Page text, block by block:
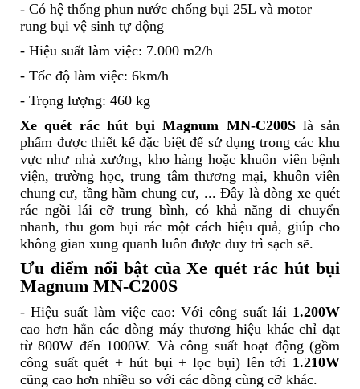
- Có hệ thống phun nước chống bụi 25L và motor
rung bụi vệ sinh tự động
- Hiệu suất làm việc: 7.000 m2/h
- Tốc độ làm việc: 6km/h
- Trọng lượng: 460 kg
Xe quét rác hút bụi Magnum MN-C200Slà sản
phẩm được thiết kế đặc biệt để sử dụng trong các khu
vực như nhà xưởng, kho hàng hoặc khuôn viên bệnh
viện, trường học, trung tâm thương mại, khuôn viên
chung cư, tầng hầm chung cư, ... Đây là dòng xe quét
rác ngồi lái cỡ trung bình, có khả năng di chuyển
nhanh, thu gom bụi rác một cách hiệu quả, giúp cho
không gian xung quanh luôn được duy trì sạch sẽ.
Ưu điểm nổi bật củaXe quét rác hút bụi
Magnum MN-C200S
- Hiệu suất làm việc cao: Với công suất lái 1.200W
cao hơn hẳn các dòng máy thương hiệu khác chỉ đạt
từ 800W đến 1000W. Và công suất hoạt động (gồm
công suất quét + hút bụi + lọc bụi) lên tới 1.210W
cũng cao hơn nhiều so với các dòng cùng cỡ khác.